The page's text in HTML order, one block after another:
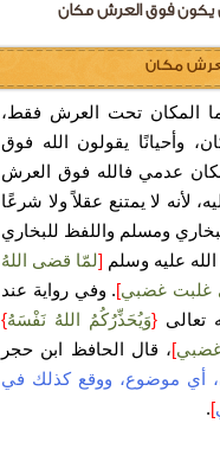
أن يكون فوق العرش مكان
مكان
المكان تحت العرش فقط،
وأحيانًا يقولون الله فوق
عدمي فالله فوق العرش
لأنه لا يمتنع عقلاً ولا شرعًا
ومسلم واللفظ للبخاري
عليه وسلم [لمّا قضى اللهُ
غلبت غضبي]. وفي رواية عند
تعالى {وَيُحَذِّرُكُمُ اللهُ نَفْسَهُ}
]، قال الحافظ ابن حجر
أي موضوع، ووقع كذلك في
]
.